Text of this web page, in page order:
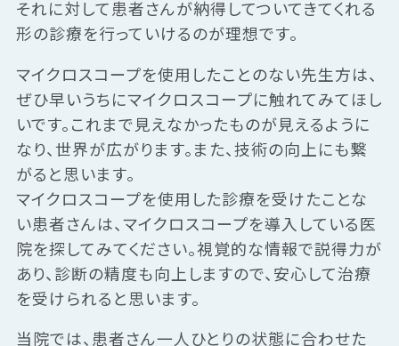
それに対して患者さんが納得してついてきてくれる
形の診療を行っていけるのが理想です。
マイクロスコープを使用したことのない先生方は、
ぜひ早いうちにマイクロスコープに触れてみてほし
いです。これまで見えなかったものが見えるように
なり、世界が広がります。また、技術の向上にも繋
がると思います。
マイクロスコープを使用した診療を受けたことな
い患者さんは、マイクロスコープを導入している医
院を探してみてください。視覚的な情報で説得力が
あり、診断の精度も向上しますので、安心して治療
を受けられると思います。
当院では、患者さん一人ひとりの状態に合わせた